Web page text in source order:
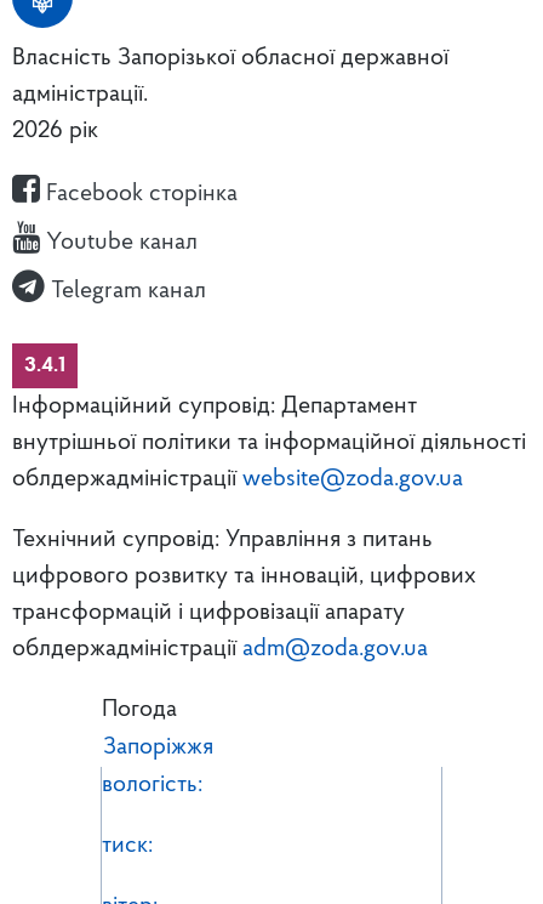
Власність Запорізької обласної державної
адміністрації.
2026 рік
Facebook сторінка
Youtube канал
Telegram канал
3.4.1
Інформаційний супровід: Департамент
внутрішньої політики та інформаційної діяльності
облдержадміністрації website@zoda.gov.ua
Технічний супровід: Управління з питань
цифрового розвитку та інновацій, цифрових
трансформацій і цифровізації апарату
облдержадміністрації adm@zoda.gov.ua
Погода
Запоріжжя
вологість:
тиск: